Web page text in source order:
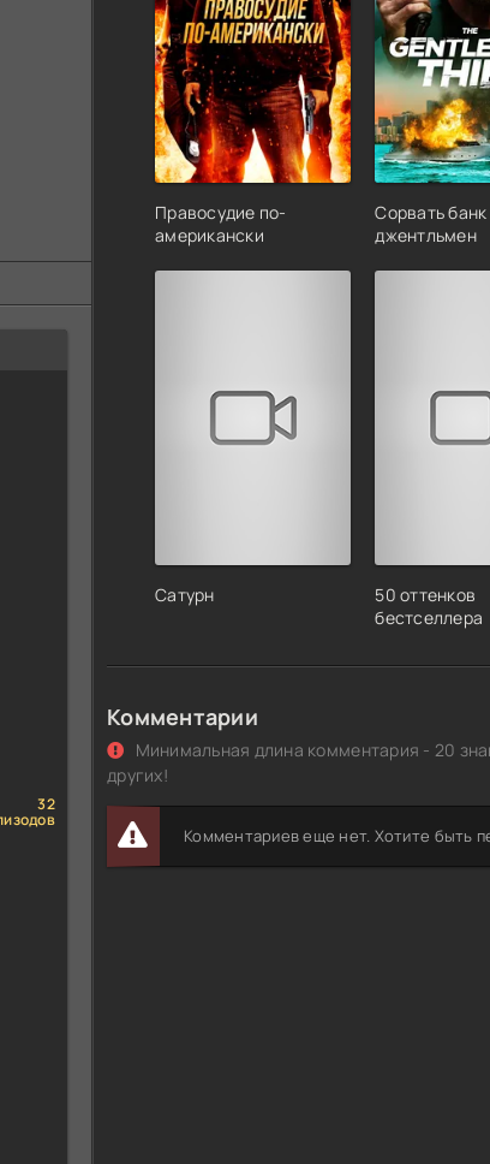
32
Правосудие по-
американски
Сорвать
джентльмен
Сатурн
50 оттенков
бестселлера
Комментарии
Минимальная длина комментария - 20
других!
Комментариев еще нет. Хотите быть